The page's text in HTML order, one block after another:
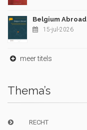
Belgium Abroad
15-jul-2026
meer titels
Thema’s
RECHT